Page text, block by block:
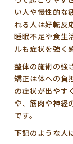
い人 や慢性的な
れる人は好転反
睡眠不足や食生
ルも症状を強く
整体の施術の強
矯正は体への負
の症状が出やす
や、筋肉や神経
です。
下記のような人